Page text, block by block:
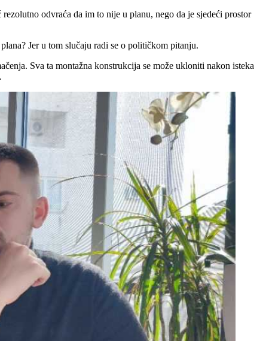
odvraća da im to nije u planu, nego da je sjedeći prostor
Jer u tom slučaju radi se o političkom pitanju.
Sva ta montažna konstrukcija se može ukloniti nakon isteka